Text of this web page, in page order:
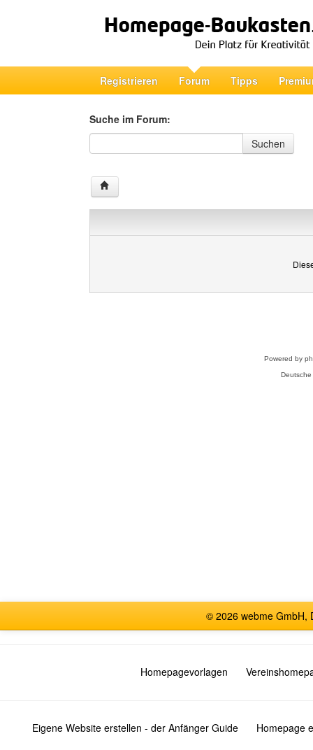
Registrieren Forum Tipps
Suche im Forum:
Suche im Forum
Suchen
Powered by
© 2026 webme GmbH,
Homepagevorlagen
Eigene Website erstellen - der Anfänger Guide Homepage